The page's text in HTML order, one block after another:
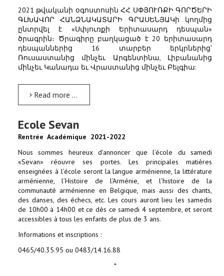
2021 թվականի օգոստոսին ՀՀ ՍՓՅՈՒՌՔԻ ԳՈՐԾԵՐԻ
ԳԼԽԱՎՈՐ ՀԱՆՁՆԱԿԱՏԱՐԻ ԳՐԱՍԵՆՅԱԿի կողմից
ընտրվել է «Սփյուռքի Երիտասարդ դեսպան»
ծրագրին։ Ծրագիրը բաղկացած է 20 երիտասարդ
դեսպաններից 16 տարբեր երկրներից՝
Ռուսաստանից մինչեւ Արգենտինա, Լիբանանից
մինչեւ Կանադա եւ Վրաստանից մինչեւ Բելգիա:
Read more …
Ecole Sevan
Rentrée Académique 2021-2022
Nous sommes heureux d’annoncer que l’école du samedi
«Sevan» réouvre ses portes. Les principales matières
enseignées à l’école seront la langue arménienne, la littérature
arménienne, l’Histoire de l’Arménie, et l’histoire de la
communauté arménienne en Belgique, mais aussi des chants,
des danses, des échecs, etc. Les cours auront lieu les samedis
de 10h00 à 14h00 et ce dès ce samedi 4 septembre, et seront
accessibles à tous les enfants de plus de 3 ans.
Informations et inscriptions :
0465/40.35.95 ou 0483/14.16.88
*